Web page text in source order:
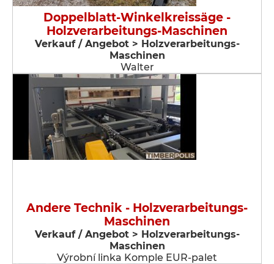
Doppelblatt-Winkelkreissäge -
Holzverarbeitungs-Maschinen
Verkauf / Angebot > Holzverarbeitungs-
Maschinen
Walter
Andere Technik - Holzverarbeitungs-
Maschinen
Verkauf / Angebot > Holzverarbeitungs-
Maschinen
Výrobní linka Komple EUR-palet